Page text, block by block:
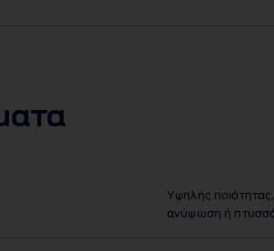
Υψηλής
ανύψωση ή